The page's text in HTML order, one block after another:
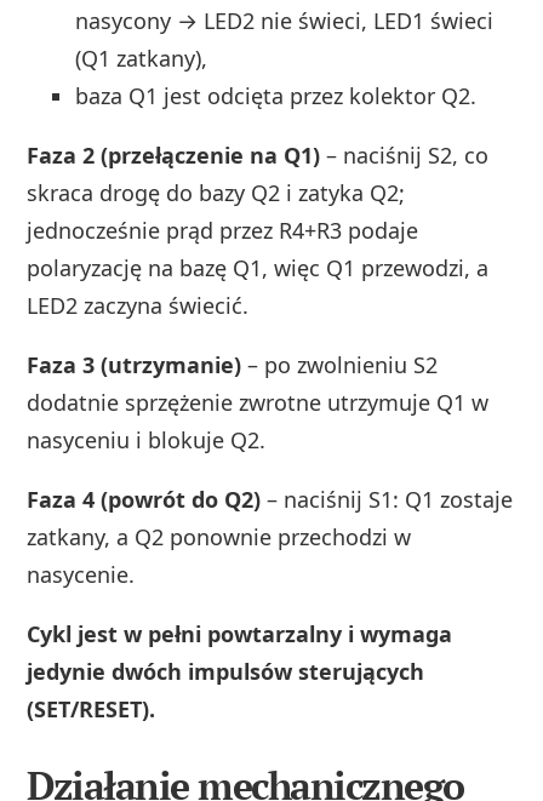
nasycony → LED2 nie świeci, LED1 świeci
(Q1 zatkany),
baza Q1 jest odcięta przez kolektor Q2.
Faza 2 (przełączenie na Q1) – naciśnij S2, co
skraca drogę do bazy Q2 i zatyka Q2;
jednocześnie prąd przez R4+R3 podaje
polaryzację na bazę Q1, więc Q1 przewodzi, a
LED2 zaczyna świecić.
Faza 3 (utrzymanie) – po zwolnieniu S2
dodatnie sprzężenie zwrotne utrzymuje Q1 w
nasyceniu i blokuje Q2.
Faza 4 (powrót do Q2) – naciśnij S1: Q1 zostaje
zatkany, a Q2 ponownie przechodzi w
nasycenie.
Cykl jest w pełni powtarzalny i wymaga
jedynie dwóch impulsów sterujących
(SET/RESET).
Działanie mechanicznego